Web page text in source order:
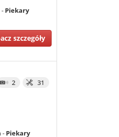
- Piekary
szczegóły
2 31
- Piekary